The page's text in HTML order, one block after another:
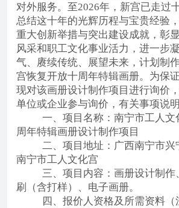
对外服务。至2026年，新宫已走过
总结这十年的光辉历程与宝贵经验
重大创新举措与突出建设成就，彰
风采和职工文化事业活力，进一步
气、赓续传统、展望未来，计划制
宫恢复开放十周年特辑画册。为保
现对该画册设计制作项目进行询价
单位或企业参与询价，有关事项说
一、项目名称：南宁市工人文
周年特辑画册设计制作项目
二、项目地址： 广西南宁市兴
南宁市工人文化宫
三、项目内容：画册设计制作
刷（含打样）、电子画册。
四、报价人资格及所需资料（